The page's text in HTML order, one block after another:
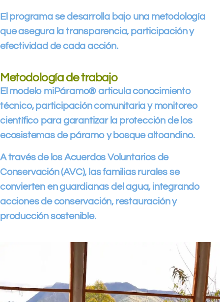
El programa se desarrolla bajo una metodología
que asegura la transparencia, participación y
efectividad de cada acción.
Metodología de trabajo
El modelo miPáramo® articula conocimiento
técnico, participación comunitaria y monitoreo
científico para garantizar la protección de los
ecosistemas de páramo y bosque altoandino.
A través de los Acuerdos Voluntarios de
Conservación (AVC), las familias rurales se
convierten en guardianas del agua, integrando
acciones de conservación, restauración y
producción sostenible.